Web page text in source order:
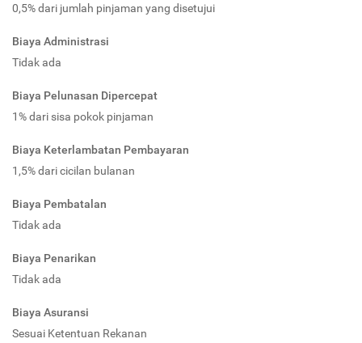
0,5% dari jumlah pinjaman yang disetujui
Biaya Administrasi
Tidak ada
Biaya Pelunasan Dipercepat
1% dari sisa pokok pinjaman
Biaya Keterlambatan Pembayaran
1,5% dari cicilan bulanan
Biaya Pembatalan
Tidak ada
Biaya Penarikan
Tidak ada
Biaya Asuransi
Sesuai Ketentuan Rekanan